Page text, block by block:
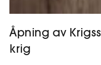
Åpning av
krig